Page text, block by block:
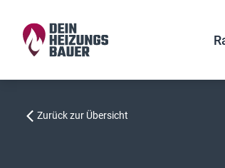
Zurück zur Übersicht